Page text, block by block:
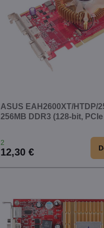
ASUS EAH2600XT/HTDP/
256MB DDR3 (128-bit,
2
12,30 €